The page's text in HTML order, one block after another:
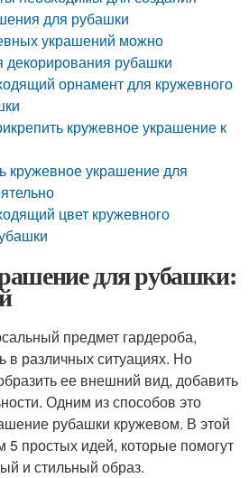
для рубашки
украшений можно
декорирования рубашки
орнамент для кружевного
кружевное украшение к
кружевное украшение для
цвет кружевного
для рубашки:
предмет гардероба,
в различных ситуациях. Но
ее внешний вид, добавить
Одним из способов это
рубашки кружевом. В этой
5 простых идей, которые помогут
и стильный образ.